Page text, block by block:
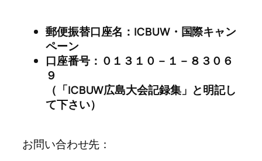
郵便振替口座名：ICBUW・国際キャン
ペーン
口座番号：０１３１０－１－８３０６
９
（「ICBUW広島大会記録集」と明記し
て下さい）
お問い合わせ先：